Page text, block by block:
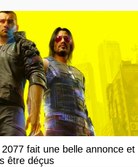
fait une belle annonce et
être déçus